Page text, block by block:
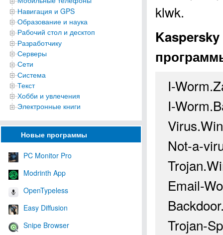
Навигация и GPS
Образование и наука
Рабочий стол и десктоп
Разработчику
Серверы
Сети
Система
Текст
Хобби и увлечения
Электронные книги
Новые программы
PC Monitor Pro
Modrinth App
OpenTypeless
Easy Diffusion
Snipe Browser
klwk.
I-
I-
Not-a-
Email-
Trojan-